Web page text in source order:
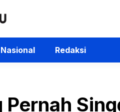
Nasional Redaksi